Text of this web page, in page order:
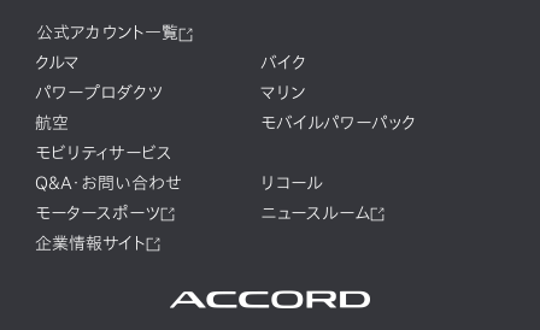
公式アカウント一覧
クルマ
バイク
パワープロダクツ
マリン
航空
モバイルパワーパック
モビリティサービス
Q&A・お問い合わせ
リコール
モータースポーツ
ニュースルーム
企業情報サイト